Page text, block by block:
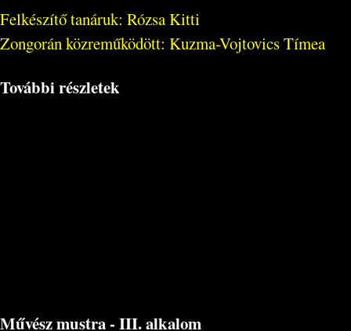
Felkészítő tanáruk: Rózsa Kitti
Zongorán közreműködött: Kuzma-Vojtovics Tímea
További részletek
Művész mustra - III. alkalom